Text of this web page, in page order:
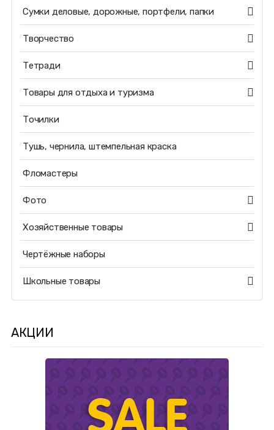
Сумки деловые, дорожные, портфели, папки
Творчество
Тетради
Товары для отдыха и туризма
Точилки
Тушь, чернила, штемпельная краска
Фломастеры
Фото
Хозяйственные товары
Чертёжные наборы
Школьные товары
АКЦИИ